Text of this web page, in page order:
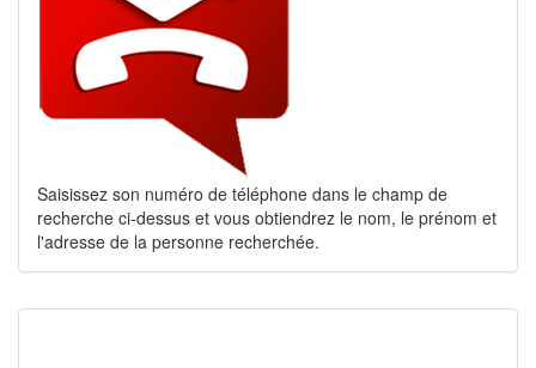
Saisissez son numéro de téléphone dans le champ de
recherche ci-dessus et vous obtiendrez le nom, le prénom et
l'adresse de la personne recherchée.